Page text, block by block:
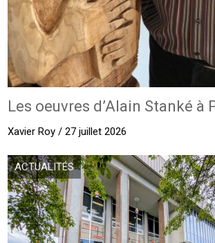
Les oeuvres d’Alain Stanké à
Xavier Roy / 27 juillet 2026
ACTUALITÉS